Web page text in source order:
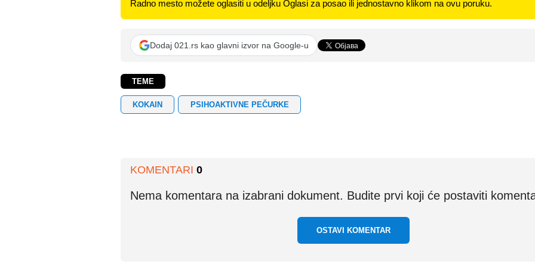
Radno mesto možete oglasiti u odeljku Oglasi za posao ili jednostavno klikom na ovu poruku.
Dodaj 021.rs kao glavni izvor na Google-u
TEME
KOKAIN PSIHOAKTIVNE PEČURKE
KOMENTARI 0
Nema komentara na izabrani dokument. Budite prvi koji će postaviti
OSTAVI KOMENTAR